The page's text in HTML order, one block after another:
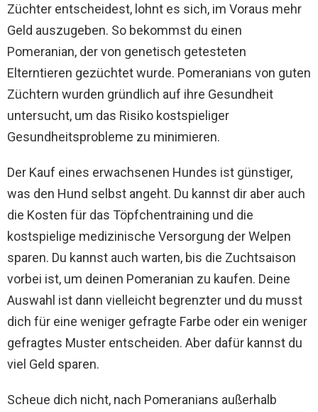
Züchter entscheidest, lohnt es sich, im Voraus mehr
Geld auszugeben. So bekommst du einen
Pomeranian, der von genetisch getesteten
Elterntieren gezüchtet wurde. Pomeranians von guten
Züchtern wurden gründlich auf ihre Gesundheit
untersucht, um das Risiko kostspieliger
Gesundheitsprobleme zu minimieren.
Der Kauf eines erwachsenen Hundes ist günstiger,
was den Hund selbst angeht. Du kannst dir aber auch
die Kosten für das Töpfchentraining und die
kostspielige medizinische Versorgung der Welpen
sparen. Du kannst auch warten, bis die Zuchtsaison
vorbei ist, um deinen Pomeranian zu kaufen. Deine
Auswahl ist dann vielleicht begrenzter und du musst
dich für eine weniger gefragte Farbe oder ein weniger
gefragtes Muster entscheiden. Aber dafür kannst du
viel Geld sparen.
Scheue dich nicht, nach Pomeranians außerhalb